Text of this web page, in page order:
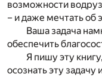
возможности
– и даже мечтать об
Ваша задача
обеспечить
Я пишу эту
осознать эту